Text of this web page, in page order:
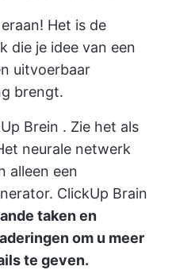
Het is de
die je idee van een
uitvoerbaar
brengt.
Brein . Zie het als
neurale netwerk
alleen een
ClickUp Brain
taken en
om u meer
te geven.